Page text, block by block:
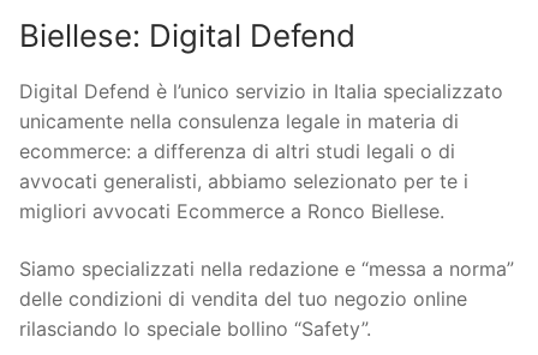
Biellese: Digital Defend
Digital Defend è l’unico servizio in Italia specializzato
unicamente nella consulenza legale in materia di
ecommerce: a differenza di altri studi legali o di
avvocati generalisti, abbiamo selezionato per te i
migliori avvocati Ecommerce a Ronco Biellese.
Siamo specializzati nella redazione e “messa a norma”
delle condizioni di vendita del tuo negozio online
rilasciando lo speciale bollino “Safety”.